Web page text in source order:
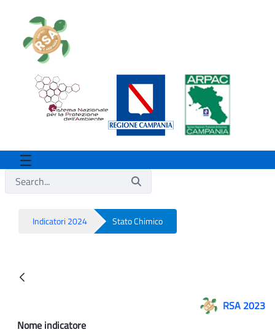
Indicatori 2024 Stato Chimico
RSA 2023
Nome indicatore